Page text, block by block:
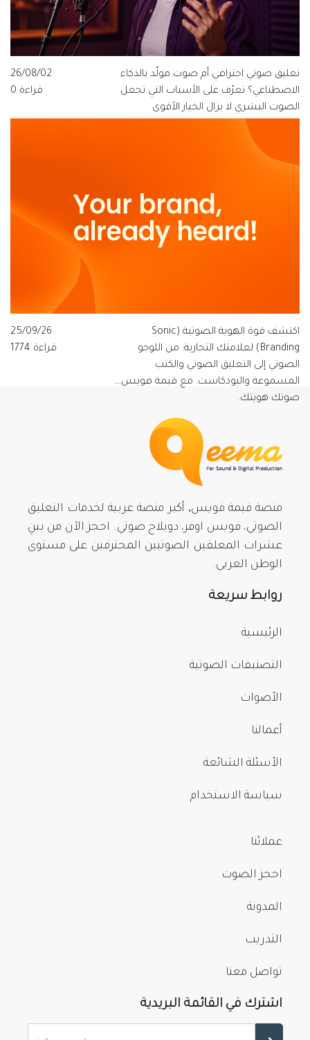
تعليق صوتي احترافي أم صوت مولّد بالذكاء
الاصطناعي؟ تعرّف على الأسباب التي تجعل
الصوت البشري لا يزال الخيار الأقوى
للعلامات التجارية الناطقة بالعربية، ولماذا
تتبنى قيمة فويس شعار "الصوت الذي
يفهم العربية".
26/08/02
قراءة 0
اكتشف قوة الهوية الصوتية (Sonic
Branding) لعلامتك التجارية: من اللوجو
الصوتي إلى التعليق الصوتي والكتب
المسموعة والبودكاست. مع قيمة فويس…
صوتك هويتك.
25/09/26
قراءة 1774
منصة قيمة فويس, أكبر منصة عربية لخدمات التعليق
الصوتي، فويس اوفر، دوبلاج صوتي. احجز الآن من بينِ
عشرات المعلقين الصوتيين المحترفين على مستوى
الوطن العربي.
روابط سريعة
الرئيسية
التصنيفات الصوتية
الأصوات
أعمالنا
الأسئلة الشائعة
سياسة الاستخدام
عملائنا
احجز الصوت
المدونة
التدريب
تواصل معنا
اشترك في القائمة البريدية